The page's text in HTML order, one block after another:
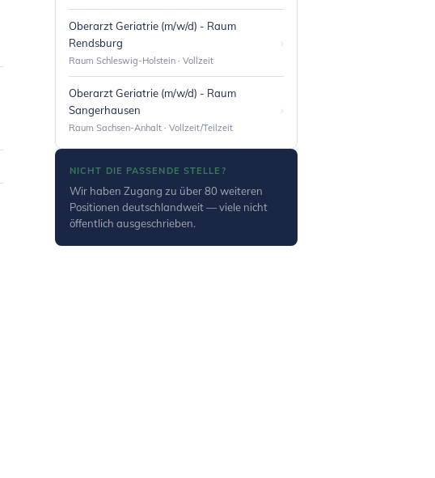
Oberarzt Geriatrie (m/w/d) - Raum
Rendsburg
Raum Schleswig-Holstein · Vollzeit
›
Oberarzt Geriatrie (m/w/d) - Raum
Sangerhausen
Raum Sachsen-Anhalt · Vollzeit/Teilzeit
›
NICHT DIE PASSENDE STELLE?
Wir haben Zugang zu über 80 weiteren
Positionen deutschlandweit — viele nicht
öffentlich ausgeschrieben.